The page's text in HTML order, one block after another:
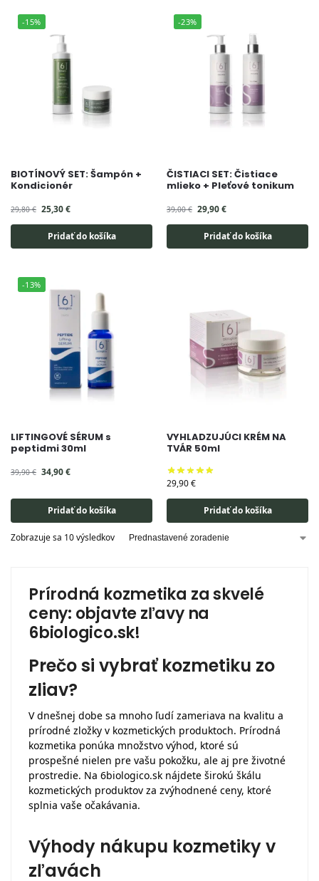
-15%
BIOTÍNOVÝ SET: Šampón +
Kondicionér
29,80€ 25,30€
Pridať do košíka
-23%
ČISTIACI SET: Čistiace
mlieko + Pleťové tonikum
39,00€ 29,90€
Pridať do košíka
-13%
LIFTINGOVÉ SÉRUM s
peptidmi 30ml
39,90€ 34,90€
Pridať do košíka
VYHLADZUJÚCI KRÉM NA
TVÁR 50ml
29,90€
Pridať do košíka
Zobrazuje sa 10 výsledkov
Prírodná kozmetika za skvelé
ceny: objavte zľavy na
6biologico.sk!
Prečo si vybrať kozmetiku zo
zliav?
V dnešnej dobe sa mnoho ľudí zameriava na kvalitu a
prírodné zložky v kozmetických produktoch. Prírodná
kozmetika ponúka množstvo výhod, ktoré sú
prospešné nielen pre vašu pokožku, ale aj pre životné
prostredie. Na 6biologico.sk nájdete širokú škálu
kozmetických produktov za zvýhodnené ceny, ktoré
splnia vaše očakávania.
Výhody nákupu kozmetiky v
zľavách